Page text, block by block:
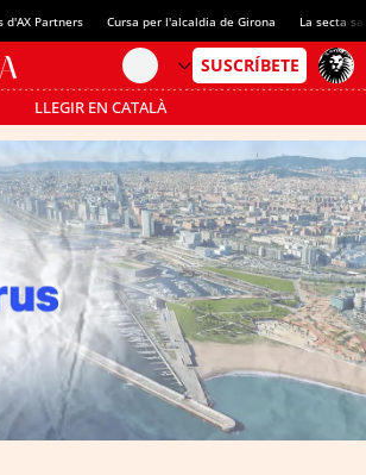
d'AX Partners Cursa per l'alcaldia de Girona La secta
LLEGIR EN CATALÀ
Passa’t al mode estalvi